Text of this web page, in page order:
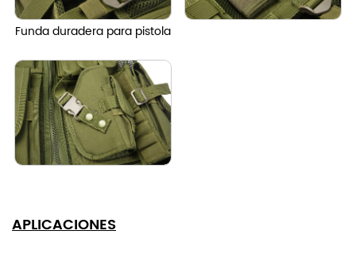
Funda duradera para pistola
APLICACIONES